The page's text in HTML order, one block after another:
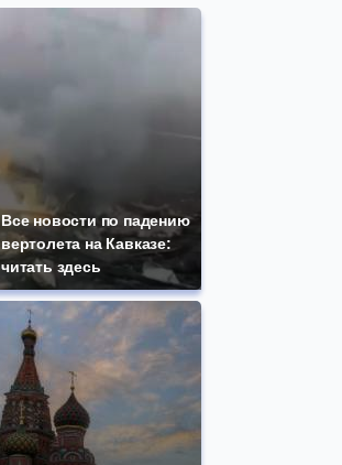
Все новости по падению
вертолета на Кавказе:
читать здесь